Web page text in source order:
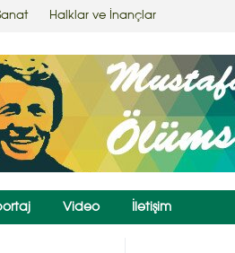
Halklar ve İnançlar
Video İletişim